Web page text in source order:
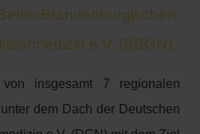
Brandenburgischen
e.V. (BBGN).
insgesamt 7 regionalen
dem Dach der Deutschen